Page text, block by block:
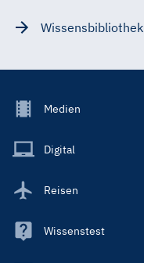
Wissensbibliothek
Footer
Main
Medien
Digital
Reisen
Wissenstest